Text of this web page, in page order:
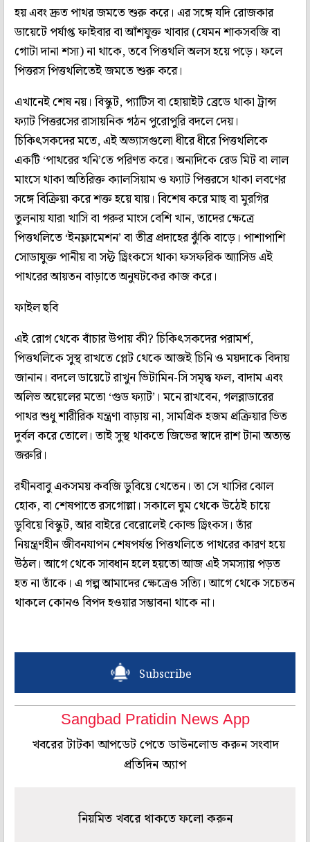
হয় এবং দ্রুত পাথর জমতে শুরু করে। এর সঙ্গে যদি রোজকার
ডায়েটে পর্যাপ্ত ফাইবার বা আঁশযুক্ত খাবার (যেমন শাকসবজি বা
গোটা দানা শস্য) না থাকে, তবে পিত্তথলি অলস হয়ে পড়ে। ফলে
পিত্তরস পিত্তথলিতেই জমতে শুরু করে।
এখানেই শেষ নয়। বিস্কুট, প্যাটিস বা হোয়াইট ব্রেডে থাকা ট্রান্স
ফ্যাট পিত্তরসের রাসায়নিক গঠন পুরোপুরি বদলে দেয়।
চিকিৎসকদের মতে, এই অভ্যাসগুলো ধীরে ধীরে পিত্তথলিকে
একটি ‘পাথরের খনি’তে পরিণত করে। অন্যদিকে রেড মিট বা লাল
মাংসে থাকা অতিরিক্ত ক্যালসিয়াম ও ফ্যাট পিত্তরসে থাকা লবণের
সঙ্গে বিক্রিয়া করে শক্ত হয়ে যায়। বিশেষ করে মাছ বা মুরগির
তুলনায় যারা খাসি বা গরুর মাংস বেশি খান, তাদের ক্ষেত্রে
পিত্তথলিতে ‘ইনফ্লামেশন’ বা তীব্র প্রদাহের ঝুঁকি বাড়ে। পাশাপাশি
সোডাযুক্ত পানীয় বা সফ্ট ড্রিংকসে থাকা ফসফরিক অ্যাসিড এই
পাথরের আয়তন বাড়াতে অনুঘটকের কাজ করে।
ফাইল ছবি
এই রোগ থেকে বাঁচার উপায় কী? চিকিৎসকদের পরামর্শ,
পিত্তথলিকে সুস্থ রাখতে প্লেট থেকে আজই চিনি ও ময়দাকে বিদায়
জানান। বদলে ডায়েটে রাখুন ভিটামিন-সি সমৃদ্ধ ফল, বাদাম এবং
অলিভ অয়েলের মতো ‘গুড ফ্যাট’। মনে রাখবেন, গলব্লাডারের
পাথর শুধু শারীরিক যন্ত্রণা বাড়ায় না, সামগ্রিক হজম প্রক্রিয়ার ভিত
দুর্বল করে তোলে। তাই সুস্থ থাকতে জিভের স্বাদে রাশ টানা অত্যন্ত
জরুরি।
রথীনবাবু একসময় কবজি ডুবিয়ে খেতেন। তা সে খাসির ঝোল
হোক, বা শেষপাতে রসগোল্লা। সকালে ঘুম থেকে উঠেই চায়ে
ডুবিয়ে বিস্কুট, আর বাইরে বেরোলেই কোল্ড ড্রিংকস। তাঁর
নিয়ন্ত্রণহীন জীবনযাপন শেষপর্যন্ত পিত্তথলিতে পাথরের কারণ হয়ে
উঠল। আগে থেকে সাবধান হলে হয়তো আজ এই সমস্যায় পড়ত
হত না তাঁকে। এ গল্প আমাদের ক্ষেত্রেও সত্যি। আগে থেকে সচেতন
থাকলে কোনও বিপদ হওয়ার সম্ভাবনা থাকে না।
Subscribe
Sangbad Pratidin News App
খবরের টাটকা আপডেট পেতে ডাউনলোড করুন সংবাদ
প্রতিদিন অ্যাপ
নিয়মিত খবরে থাকতে ফলো করুন